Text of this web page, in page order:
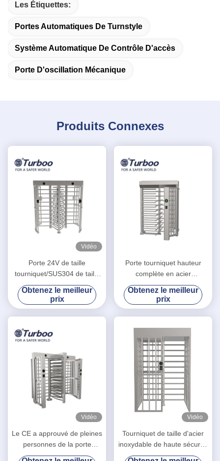
Les Étiquettes:
Portes Automatiques De Turnstyle
Système Automatique De Contrôle D'accès
Porte D'oscillation Mécanique
Produits Connexes
Vidéo
Porte 24V de taille
tourniquet/SUS304 de taille
de reconnaissance faciale
de code barres de RFID
pleine pleine
Obtenez le meilleur
prix
Porte tourniquet hauteur
complète en acier
inoxydable 304 avec code
QR pour les prisons /
quartiers
Obtenez le meilleur
prix
Vidéo
Le CE a approuvé de pleines
personnes de la porte
giratoire 30 de tourniquet de
Vidéo
Tourniquet de taille d'acier
inoxydable de haute sécurité
de contrôle d'accès plein